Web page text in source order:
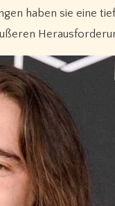
haben sie eine